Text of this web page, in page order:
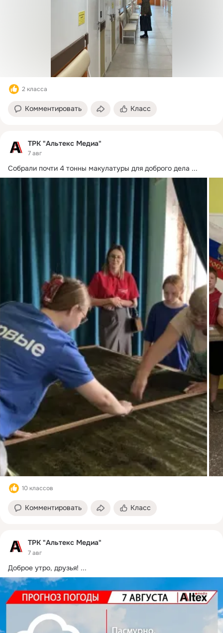
2 класса
Комментировать Класс
ТРК "Альтекс Медиа"
7 авг
Собрали почти 4 тонны макулатуры для доброго дела ...
10 классов
Комментировать Класс
ТРК "Альтекс Медиа"
7 авг
Доброе утро, друзья! ...